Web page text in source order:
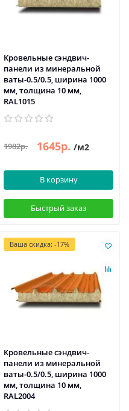
Кровельные сэндвич-
панели из минеральной
ваты-0.5/0.5, ширина 1000
мм, толщина 10 мм,
RAL1015
1982р. 1645р. /м2
В корзину
Быстрый заказ
Ваша скидка: -17%
Кровельные сэндвич-
панели из минеральной
ваты-0.5/0.5, ширина 1000
мм, толщина 10 мм,
RAL2004